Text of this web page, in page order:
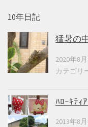
10年日記
猛暑の
2020年8
カテゴリ
ﾊﾛｰｷﾃｨ
2013年8